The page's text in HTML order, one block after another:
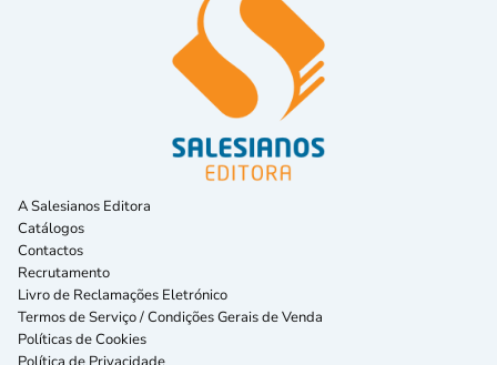
A Salesianos Editora
Catálogos
Contactos
Recrutamento
Livro de Reclamações Eletrónico
Termos de Serviço / Condições Gerais de Venda
Políticas de Cookies